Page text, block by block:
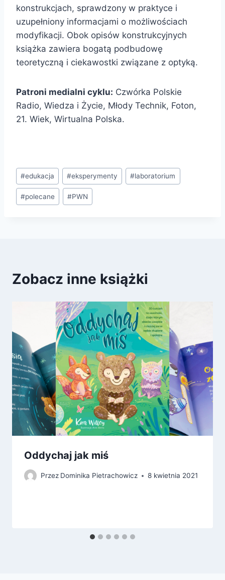
konstrukcjach, sprawdzony w praktyce i
uzupełniony informacjami o możliwościach
modyfikacji. Obok opisów konstrukcyjnych
książka zawiera bogatą podbudowę
teoretyczną i ciekawostki związane z optyką.
Patroni medialni cyklu: Czwórka Polskie
Radio, Wiedza i Życie, Młody Technik, Foton,
21. Wiek, Wirtualna Polska.
Tagi
wpisu:
#edukacja #eksperymenty #laboratorium
#polecane #PWN
Zobacz inne książki
Oddychaj jak miś
Przez Dominika Pietrachowicz 8 kwietnia 2021